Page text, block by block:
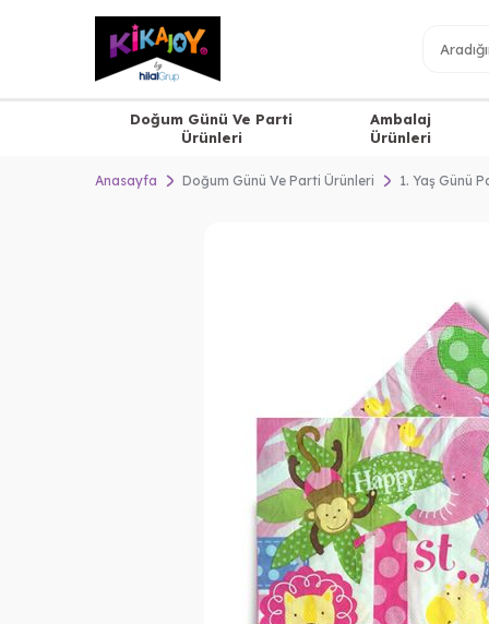
Doğum Günü Ve Parti
Ürünleri
Ambalaj
Ürünleri
Anasayfa Doğum Günü Ve Parti Ürünleri 1. Yaş Günü